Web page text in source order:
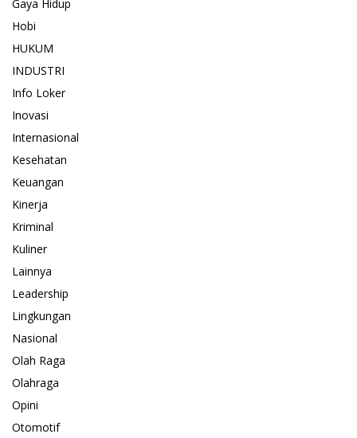
Gaya Hidup
Hobi
HUKUM
INDUSTRI
Info Loker
Inovasi
Internasional
Kesehatan
Keuangan
Kinerja
Kriminal
Kuliner
Lainnya
Leadership
Lingkungan
Nasional
Olah Raga
Olahraga
Opini
Otomotif